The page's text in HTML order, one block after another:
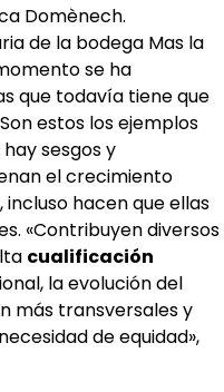
Domènech.
de la bodega Mas la
se ha
que todavía tiene que
estos los ejemplos
sesgos y
el crecimiento
hacen que ellas
«Contribuyen diversos
cualificación
la evolución del
más transversales y
de equidad»,